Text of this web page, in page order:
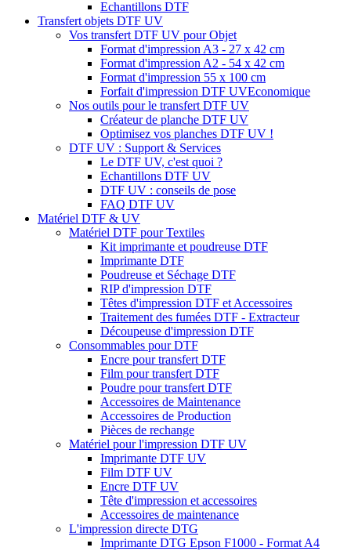
Echantillons DTF
Transfert objets DTF UV
Vos transfert DTF UV pour Objet
Format d'impression A3 - 27 x 42 cm
Format d'impression A2 - 54 x 42 cm
Format d'impression 55 x 100 cm
Forfait d'impression DTF UVEconomique
Nos outils pour le transfert DTF UV
Créateur de planche DTF UV
Optimisez vos planches DTF UV !
DTF UV : Support & Services
Le DTF UV, c'est quoi ?
Echantillons DTF UV
DTF UV : conseils de pose
FAQ DTF UV
Matériel DTF & UV
Matériel DTF pour Textiles
Kit imprimante et poudreuse DTF
Imprimante DTF
Poudreuse et Séchage DTF
RIP d'impression DTF
Têtes d'impression DTF et Accessoires
Traitement des fumées DTF - Extracteur
Découpeuse d'impression DTF
Consommables pour DTF
Encre pour transfert DTF
Film pour transfert DTF
Poudre pour transfert DTF
Accessoires de Maintenance
Accessoires de Production
Pièces de rechange
Matériel pour l'impression DTF UV
Imprimante DTF UV
Film DTF UV
Encre DTF UV
Tête d'impression et accessoires
Accessoires de maintenance
L'impression directe DTG
Imprimante DTG Epson F1000 - Format A4